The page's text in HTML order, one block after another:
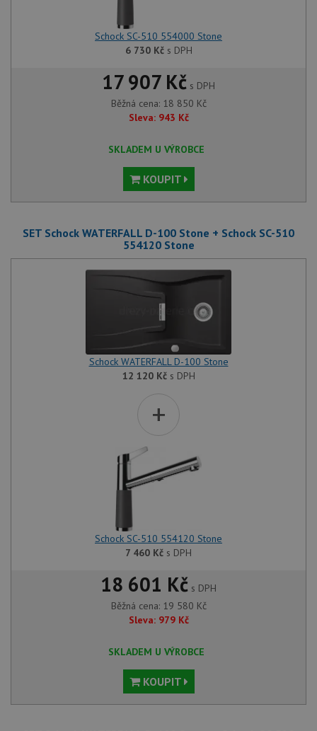
Schock SC-510 554000 Stone
6 730 Kčs DPH
17 907 Kč s DPH
Běžná cena: 18 850 Kč
Sleva: 943 Kč
SKLADEM U VÝROBCE
KOUPIT
SET Schock WATERFALL D-100 Stone + Schock SC-510
554120 Stone
Schock WATERFALL D-100 Stone
12 120 Kčs DPH
+
Schock SC-510 554120 Stone
7 460 Kč s DPH
18 601 Kč s DPH
Běžná cena: 19 580 Kč
Sleva: 979 Kč
SKLADEM U VÝROBCE
KOUPIT